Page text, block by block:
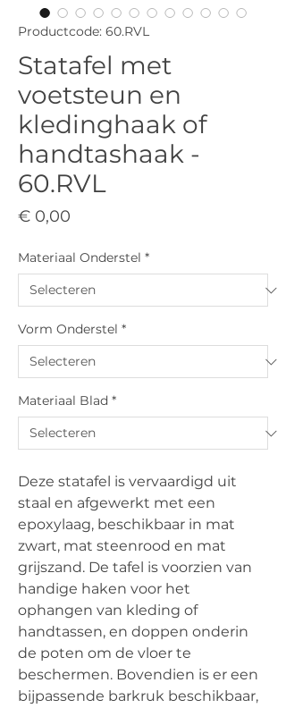
Productcode: 60.RVL
Statafel met
voetsteun en
kledinghaak of
handtashaak -
60.RVL
€ 0,00
Materiaal Onderstel *
Vorm Onderstel *
Materiaal Blad *
Deze statafel is vervaardigd uit
staal en afgewerkt met een
epoxylaag, beschikbaar in mat
zwart, mat steenrood en mat
grijszand. De tafel is voorzien van
handige haken voor het
ophangen van kleding of
handtassen, en doppen onderin
de poten om de vloer te
beschermen. Bovendien is er een
bijpassende barkruk beschikbaar,